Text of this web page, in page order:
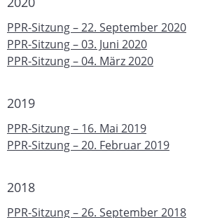
PPR-Sitzung – 22. September 2020
PPR-Sitzung – 03. Juni 2020
PPR-Sitzung – 04. März 2020
2019
PPR-Sitzung – 16. Mai 2019
PPR-Sitzung – 20. Februar 2019
2018
PPR-Sitzung – 26. September 2018